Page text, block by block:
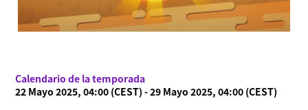
Noticias
Detalles del producto
Calendario de la temporada
22 Mayo 2025, 04:00 (CEST) - 29 Mayo 2025, 04:00 (CEST)